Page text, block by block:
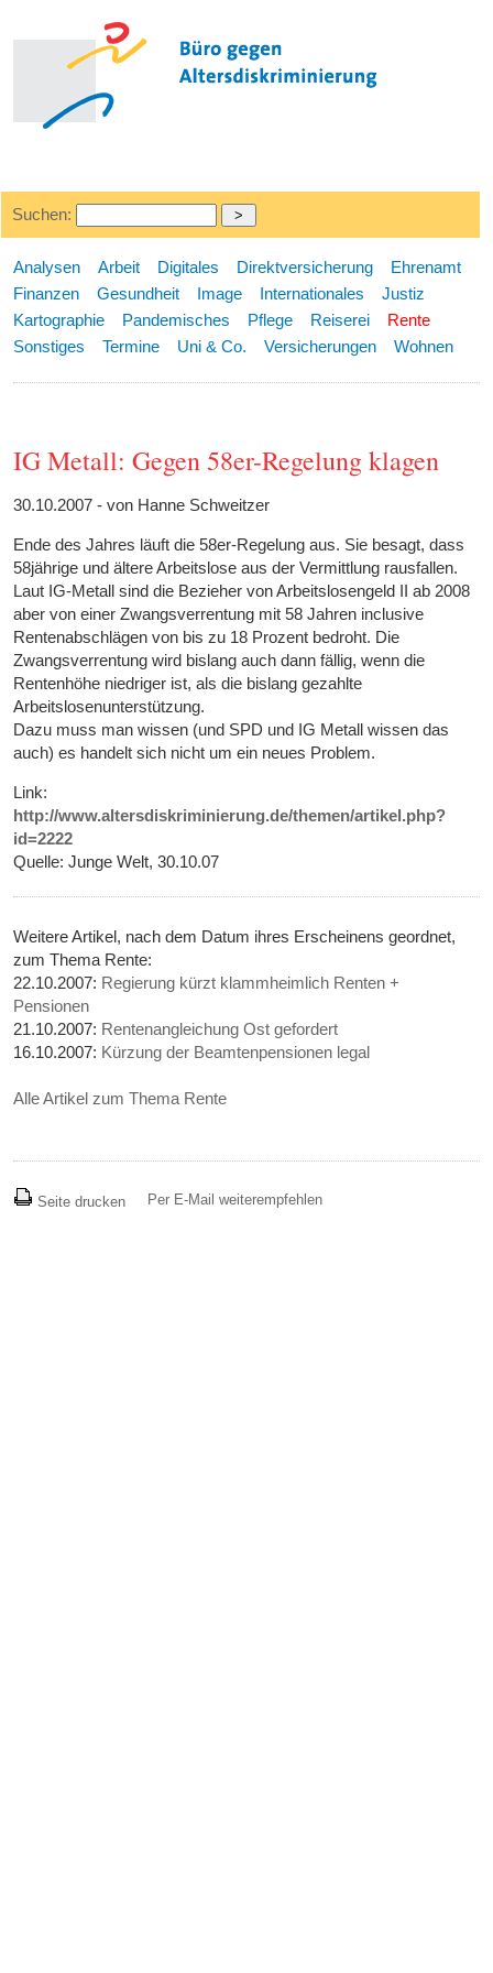
Suchen:
Analysen Arbeit Digitales Direktversicherung
Ehrenamt
Finanzen
Gesundheit Image Internationales
Justiz
Kartographie
Pandemisches Pflege Reiserei
Rente
Sonstiges
Termine Uni & Co. Versicherungen Wohnen
IG Metall: Gegen 58er-Regelung klagen
30.10.2007 - von Hanne Schweitzer
Ende des Jahres läuft die 58er-Regelung aus. Sie besagt, dass
58jährige und ältere Arbeitslose aus der Vermittlung rausfallen.
Laut IG-Metall sind die Bezieher von Arbeitslosengeld II ab 2008
aber von einer Zwangsverrentung mit 58 Jahren inclusive
Rentenabschlägen von bis zu 18 Prozent bedroht. Die
Zwangsverrentung wird bislang auch dann fällig, wenn die
Rentenhöhe niedriger ist, als die bislang gezahlte
Arbeitslosenunterstützung.
Dazu muss man wissen (und SPD und IG Metall wissen das
auch) es handelt sich nicht um ein neues Problem.
Link:
http://www.altersdiskriminierung.de/themen/artikel.php?
id=2222
Quelle: Junge Welt, 30.10.07
Weitere Artikel, nach dem Datum ihres Erscheinens geordnet,
zum Thema Rente:
22.10.2007: Regierung kürzt klammheimlich Renten +
Pensionen
21.10.2007: Rentenangleichung Ost gefordert
16.10.2007: Kürzung der Beamtenpensionen legal
Alle Artikel zum Thema Rente
Seite drucken Per E-Mail weiterempfehlen